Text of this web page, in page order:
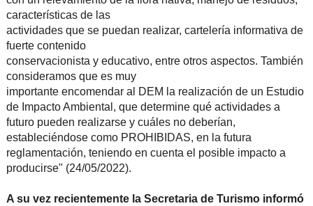
características de las
actividades que se puedan realizar, cartelería informativa de
fuerte contenido
conservacionista y educativo, entre otros aspectos. También
consideramos que es muy
importante encomendar al DEM la realización de un Estudio
de Impacto Ambiental, que determine qué actividades a
futuro pueden realizarse y cuáles no deberían,
estableciéndose como PROHIBIDAS, en la futura
reglamentación, teniendo en cuenta el posible impacto a
producirse" (24/05/2022).
A su vez recientemente la Secretaria de Turismo informó